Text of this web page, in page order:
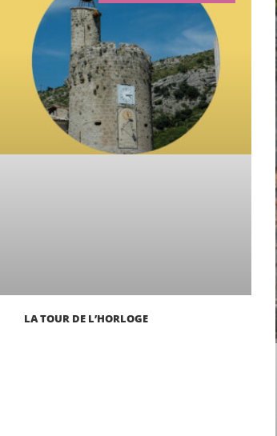
LA TOUR DE L’HORLOGE